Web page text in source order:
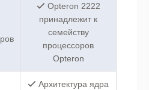
Opteron 2222
принадлежит к
семейству
процессоров
Opteron
Архитектура ядра